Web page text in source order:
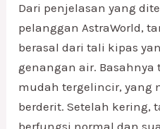
Dari penjelasan yang
pelanggan AstraWorld,
berasal dari tali kipas
genangan air.
mudah tergelincir, yang
berderit. Setelah kering,